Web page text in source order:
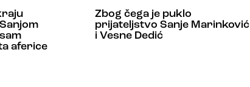
aferice
Zbog čega je puklo
prijateljstvo Sanje Marinković
i Vesne Dedić